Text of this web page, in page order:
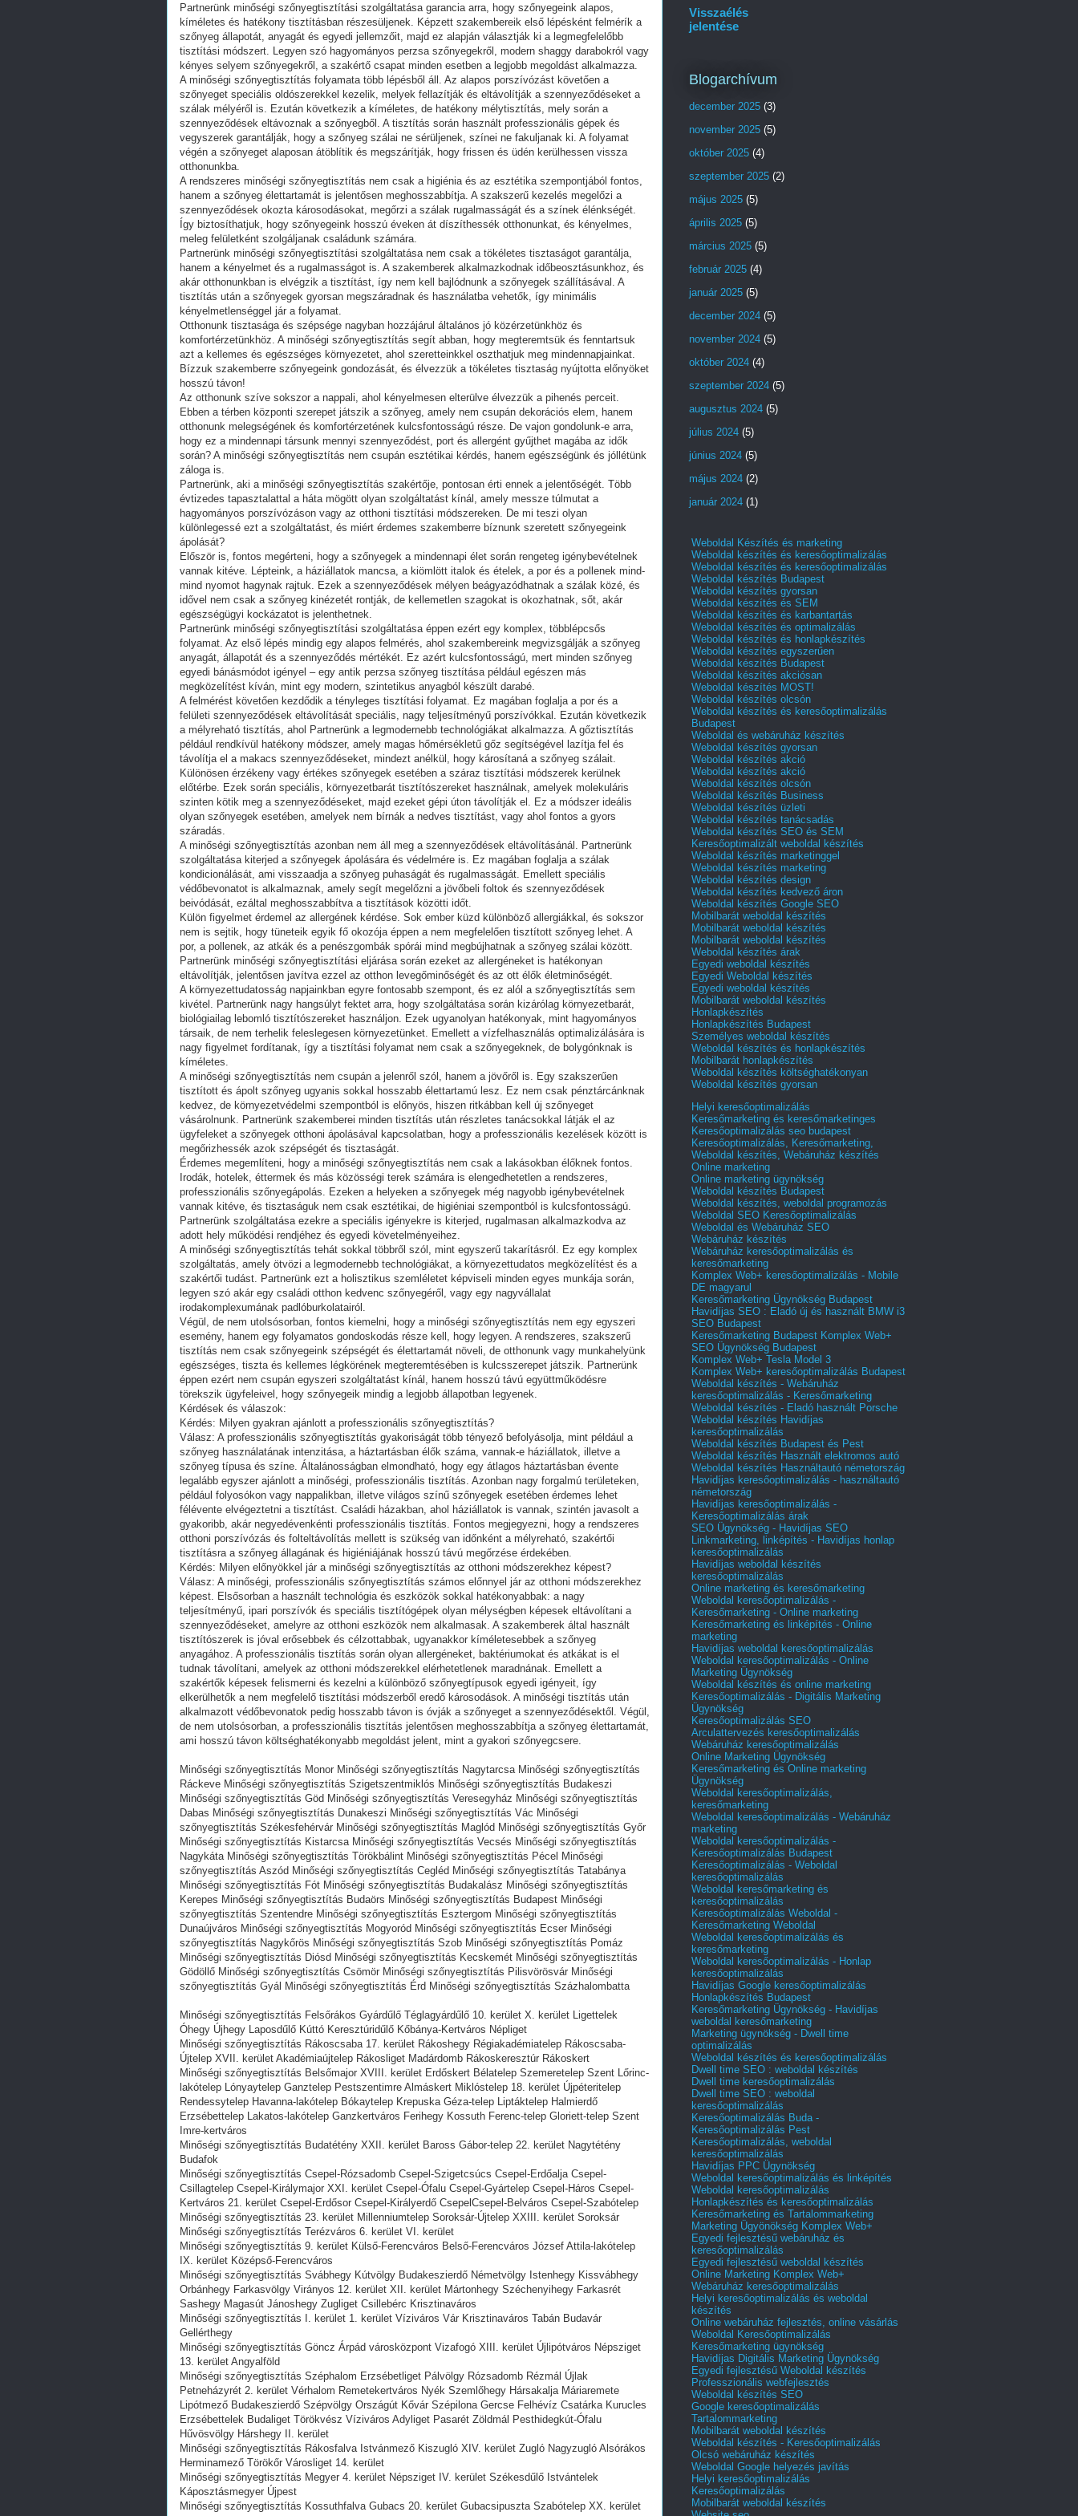
Partnerünk minőségi szőnyegtisztítási szolgáltatása garancia arra, hogy szőnyegeink alapos,
kíméletes és hatékony tisztításban részesüljenek. Képzett szakembereik első lépésként felmérík a
szőnyeg állapotát, anyagát és egyedi jellemzőit, majd ez alapján választják ki a legmegfelelőbb
tisztítási módszert. Legyen szó hagyományos perzsa szőnyegekről, modern shaggy darabokról vagy
kényes selyem szőnyegekről, a szakértő csapat minden esetben a legjobb megoldást alkalmazza.
A minőségi szőnyegtisztítás folyamata több lépésből áll. Az alapos porszívózást követően a
szőnyeget speciális oldószerekkel kezelik, melyek fellazítják és eltávolítják a szennyeződéseket a
szálak mélyéről is. Ezután következik a kíméletes, de hatékony mélytisztítás, mely során a
szennyeződések eltávoznak a szőnyegből. A tisztítás során használt professzionális gépek és
vegyszerek garantálják, hogy a szőnyeg szálai ne sérüljenek, színei ne fakuljanak ki. A folyamat
végén a szőnyeget alaposan átöblítik és megszárítják, hogy frissen és üdén kerülhessen vissza
otthonunkba.
A rendszeres minőségi szőnyegtisztítás nem csak a higiénia és az esztétika szempontjából fontos,
hanem a szőnyeg élettartamát is jelentősen meghosszabbítja. A szakszerű kezelés megelőzi a
szennyeződések okozta károsodásokat, megőrzi a szálak rugalmasságát és a színek élénkségét.
Így biztosíthatjuk, hogy szőnyegeink hosszú éveken át díszíthessék otthonunkat, és kényelmes,
meleg felületként szolgáljanak családunk számára.
Partnerünk minőségi szőnyegtisztítási szolgáltatása nem csak a tökéletes tisztaságot garantálja,
hanem a kényelmet és a rugalmasságot is. A szakemberek alkalmazkodnak időbeosztásunkhoz, és
akár otthonunkban is elvégzik a tisztítást, így nem kell bajlódnunk a szőnyegek szállításával. A
tisztítás után a szőnyegek gyorsan megszáradnak és használatba vehetők, így minimális
kényelmetlenséggel jár a folyamat.
Otthonunk tisztasága és szépsége nagyban hozzájárul általános jó közérzetünkhöz és
komfortérzetünkhöz. A minőségi szőnyegtisztítás segít abban, hogy megteremtsük és fenntartsuk
azt a kellemes és egészséges környezetet, ahol szeretteinkkel oszthatjuk meg mindennapjainkat.
Bízzuk szakemberre szőnyegeink gondozását, és élvezzük a tökéletes tisztaság nyújtotta előnyöket
hosszú távon!
Az otthonunk szíve sokszor a nappali, ahol kényelmesen elterülve élvezzük a pihenés perceit.
Ebben a térben központi szerepet játszik a szőnyeg, amely nem csupán dekorációs elem, hanem
otthonunk melegségének és komfortérzetének kulcsfontosságú része. De vajon gondolunk-e arra,
hogy ez a mindennapi társunk mennyi szennyeződést, port és allergént gyűjthet magába az idők
során? A minőségi szőnyegtisztítás nem csupán esztétikai kérdés, hanem egészségünk és jóllétünk
záloga is.
Partnerünk, aki a minőségi szőnyegtisztítás szakértője, pontosan érti ennek a jelentőségét. Több
évtizedes tapasztalattal a háta mögött olyan szolgáltatást kínál, amely messze túlmutat a
hagyományos porszívózáson vagy az otthoni tisztítási módszereken. De mi teszi olyan
különlegessé ezt a szolgáltatást, és miért érdemes szakemberre bíznunk szeretett szőnyegeink
ápolását?
Először is, fontos megérteni, hogy a szőnyegek a mindennapi élet során rengeteg igénybevételnek
vannak kitéve. Lépteink, a háziállatok mancsa, a kiömlött italok és ételek, a por és a pollenek mind-
mind nyomot hagynak rajtuk. Ezek a szennyeződések mélyen beágyazódhatnak a szálak közé, és
idővel nem csak a szőnyeg kinézetét rontják, de kellemetlen szagokat is okozhatnak, sőt, akár
egészségügyi kockázatot is jelenthetnek.
Partnerünk minőségi szőnyegtisztítási szolgáltatása éppen ezért egy komplex, többlépcsős
folyamat. Az első lépés mindig egy alapos felmérés, ahol szakembereink megvizsgálják a szőnyeg
anyagát, állapotát és a szennyeződés mértékét. Ez azért kulcsfontosságú, mert minden szőnyeg
egyedi bánásmódot igényel – egy antik perzsa szőnyeg tisztítása például egészen más
megközelítést kíván, mint egy modern, szintetikus anyagból készült darabé.
A felmérést követően kezdődik a tényleges tisztítási folyamat. Ez magában foglalja a por és a
felületi szennyeződések eltávolítását speciális, nagy teljesítményű porszívókkal. Ezután következik
a mélyreható tisztítás, ahol Partnerünk a legmodernebb technológiákat alkalmazza. A gőztisztítás
például rendkívül hatékony módszer, amely magas hőmérsékletű gőz segítségével lazítja fel és
távolítja el a makacs szennyeződéseket, mindezt anélkül, hogy károsítaná a szőnyeg szálait.
Különösen érzékeny vagy értékes szőnyegek esetében a száraz tisztítási módszerek kerülnek
előtérbe. Ezek során speciális, környezetbarát tisztítószereket használnak, amelyek molekuláris
szinten kötik meg a szennyeződéseket, majd ezeket gépi úton távolítják el. Ez a módszer ideális
olyan szőnyegek esetében, amelyek nem bírnák a nedves tisztítást, vagy ahol fontos a gyors
száradás.
A minőségi szőnyegtisztítás azonban nem áll meg a szennyeződések eltávolításánál. Partnerünk
szolgáltatása kiterjed a szőnyegek ápolására és védelmére is. Ez magában foglalja a szálak
kondicionálását, ami visszaadja a szőnyeg puhaságát és rugalmasságát. Emellett speciális
védőbevonatot is alkalmaznak, amely segít megelőzni a jövőbeli foltok és szennyeződések
beivódását, ezáltal meghosszabbítva a tisztítások közötti időt.
Külön figyelmet érdemel az allergének kérdése. Sok ember küzd különböző allergiákkal, és sokszor
nem is sejtik, hogy tüneteik egyik fő okozója éppen a nem megfelelően tisztított szőnyeg lehet. A
por, a pollenek, az atkák és a penészgombák spórái mind megbújhatnak a szőnyeg szálai között.
Partnerünk minőségi szőnyegtisztítási eljárása során ezeket az allergéneket is hatékonyan
eltávolítják, jelentősen javítva ezzel az otthon levegőminőségét és az ott élők életminőségét.
A környezettudatosság napjainkban egyre fontosabb szempont, és ez alól a szőnyegtisztítás sem
kivétel. Partnerünk nagy hangsúlyt fektet arra, hogy szolgáltatása során kizárólag környezetbarát,
biológiailag lebomló tisztítószereket használjon. Ezek ugyanolyan hatékonyak, mint hagyományos
társaik, de nem terhelik feleslegesen környezetünket. Emellett a vízfelhasználás optimalizálására is
nagy figyelmet fordítanak, így a tisztítási folyamat nem csak a szőnyegeknek, de bolygónknak is
kíméletes.
A minőségi szőnyegtisztítás nem csupán a jelenről szól, hanem a jövőről is. Egy szakszerűen
tisztított és ápolt szőnyeg ugyanis sokkal hosszabb élettartamú lesz. Ez nem csak pénztárcánknak
kedvez, de környezetvédelmi szempontból is előnyös, hiszen ritkábban kell új szőnyeget
vásárolnunk. Partnerünk szakemberei minden tisztítás után részletes tanácsokkal látják el az
ügyfeleket a szőnyegek otthoni ápolásával kapcsolatban, hogy a professzionális kezelések között is
megőrizhessék azok szépségét és tisztaságát.
Érdemes megemlíteni, hogy a minőségi szőnyegtisztítás nem csak a lakásokban élőknek fontos.
Irodák, hotelek, éttermek és más közösségi terek számára is elengedhetetlen a rendszeres,
professzionális szőnyegápolás. Ezeken a helyeken a szőnyegek még nagyobb igénybevételnek
vannak kitéve, és tisztaságuk nem csak esztétikai, de higiéniai szempontból is kulcsfontosságú.
Partnerünk szolgáltatása ezekre a speciális igényekre is kiterjed, rugalmasan alkalmazkodva az
adott hely működési rendjéhez és egyedi követelményeihez.
A minőségi szőnyegtisztítás tehát sokkal többről szól, mint egyszerű takarításról. Ez egy komplex
szolgáltatás, amely ötvözi a legmodernebb technológiákat, a környezettudatos megközelítést és a
szakértői tudást. Partnerünk ezt a holisztikus szemléletet képviseli minden egyes munkája során,
legyen szó akár egy családi otthon kedvenc szőnyegéről, vagy egy nagyvállalat
irodakomplexumának padlóburkolatairól.
Végül, de nem utolsósorban, fontos kiemelni, hogy a minőségi szőnyegtisztítás nem egy egyszeri
esemény, hanem egy folyamatos gondoskodás része kell, hogy legyen. A rendszeres, szakszerű
tisztítás nem csak szőnyegeink szépségét és élettartamát növeli, de otthonunk vagy munkahelyünk
egészséges, tiszta és kellemes légkörének megteremtésében is kulcsszerepet játszik. Partnerünk
éppen ezért nem csupán egyszeri szolgáltatást kínál, hanem hosszú távú együttműködésre
törekszik ügyfeleivel, hogy szőnyegeik mindig a legjobb állapotban legyenek.
Kérdések és válaszok:
Kérdés: Milyen gyakran ajánlott a professzionális szőnyegtisztítás?
Válasz: A professzionális szőnyegtisztítás gyakoriságát több tényező befolyásolja, mint például a
szőnyeg használatának intenzitása, a háztartásban élők száma, vannak-e háziállatok, illetve a
szőnyeg típusa és színe. Általánosságban elmondható, hogy egy átlagos háztartásban évente
legalább egyszer ajánlott a minőségi, professzionális tisztítás. Azonban nagy forgalmú területeken,
például folyosókon vagy nappalikban, illetve világos színű szőnyegek esetében érdemes lehet
félévente elvégeztetni a tisztítást. Családi házakban, ahol háziállatok is vannak, szintén javasolt a
gyakoribb, akár negyedévenkénti professzionális tisztítás. Fontos megjegyezni, hogy a rendszeres
otthoni porszívózás és folteltávolítás mellett is szükség van időnként a mélyreható, szakértői
tisztításra a szőnyeg állagának és higiéniájának hosszú távú megőrzése érdekében.
Kérdés: Milyen előnyökkel jár a minőségi szőnyegtisztítás az otthoni módszerekhez képest?
Válasz: A minőségi, professzionális szőnyegtisztítás számos előnnyel jár az otthoni módszerekhez
képest. Elsősorban a használt technológia és eszközök sokkal hatékonyabbak: a nagy
teljesítményű, ipari porszívók és speciális tisztítógépek olyan mélységben képesek eltávolítani a
szennyeződéseket, amelyre az otthoni eszközök nem alkalmasak. A szakemberek által használt
tisztítószerek is jóval erősebbek és célzottabbak, ugyanakkor kíméletesebbek a szőnyeg
anyagához. A professzionális tisztítás során olyan allergéneket, baktériumokat és atkákat is el
tudnak távolítani, amelyek az otthoni módszerekkel elérhetetlenek maradnának. Emellett a
szakértők képesek felismerni és kezelni a különböző szőnyegtípusok egyedi igényeit, így
elkerülhetők a nem megfelelő tisztítási módszerből eredő károsodások. A minőségi tisztítás után
alkalmazott védőbevonatok pedig hosszabb távon is óvják a szőnyeget a szennyeződésektől. Végül,
de nem utolsósorban, a professzionális tisztítás jelentősen meghosszabbítja a szőnyeg élettartamát,
ami hosszú távon költséghatékonyabb megoldást jelent, mint a gyakori szőnyegcsere.
Minőségi szőnyegtisztítás Monor Minőségi szőnyegtisztítás Nagytarcsa Minőségi szőnyegtisztítás
Ráckeve Minőségi szőnyegtisztítás Szigetszentmiklós Minőségi szőnyegtisztítás Budakeszi
Minőségi szőnyegtisztítás Göd Minőségi szőnyegtisztítás Veresegyház Minőségi szőnyegtisztítás
Dabas Minőségi szőnyegtisztítás Dunakeszi Minőségi szőnyegtisztítás Vác Minőségi
szőnyegtisztítás Székesfehérvár Minőségi szőnyegtisztítás Maglód Minőségi szőnyegtisztítás Győr
Minőségi szőnyegtisztítás Kistarcsa Minőségi szőnyegtisztítás Vecsés Minőségi szőnyegtisztítás
Nagykáta Minőségi szőnyegtisztítás Törökbálint Minőségi szőnyegtisztítás Pécel Minőségi
szőnyegtisztítás Aszód Minőségi szőnyegtisztítás Cegléd Minőségi szőnyegtisztítás Tatabánya
Minőségi szőnyegtisztítás Fót Minőségi szőnyegtisztítás Budakalász Minőségi szőnyegtisztítás
Kerepes Minőségi szőnyegtisztítás Budaörs Minőségi szőnyegtisztítás Budapest Minőségi
szőnyegtisztítás Szentendre Minőségi szőnyegtisztítás Esztergom Minőségi szőnyegtisztítás
Dunaújváros Minőségi szőnyegtisztítás Mogyoród Minőségi szőnyegtisztítás Ecser Minőségi
szőnyegtisztítás Nagykőrös Minőségi szőnyegtisztítás Szob Minőségi szőnyegtisztítás Pomáz
Minőségi szőnyegtisztítás Diósd Minőségi szőnyegtisztítás Kecskemét Minőségi szőnyegtisztítás
Gödöllő Minőségi szőnyegtisztítás Csömör Minőségi szőnyegtisztítás Pilisvörösvár Minőségi
szőnyegtisztítás Gyál Minőségi szőnyegtisztítás Érd Minőségi szőnyegtisztítás Százhalombatta
Minőségi szőnyegtisztítás Felsőrákos Gyárdűlő Téglagyárdűlő 10. kerület X. kerület Ligettelek
Óhegy Újhegy Laposdűlő Kúttó Keresztúridűlő Kőbánya-Kertváros Népliget
Minőségi szőnyegtisztítás Rákoscsaba 17. kerület Rákoshegy Régiakadémiatelep Rákoscsaba-
Újtelep XVII. kerület Akadémiaújtelep Rákosliget Madárdomb Rákoskeresztúr Rákoskert
Minőségi szőnyegtisztítás Belsőmajor XVIII. kerület Erdőskert Bélatelep Szemeretelep Szent Lőrinc-
lakótelep Lónyaytelep Ganztelep Pestszentimre Almáskert Miklóstelep 18. kerület Újpéteritelep
Rendessytelep Havanna-lakótelep Bókaytelep Krepuska Géza-telep Liptáktelep Halmierdő
Erzsébettelep Lakatos-lakótelep Ganzkertváros Ferihegy Kossuth Ferenc-telep Gloriett-telep Szent
Imre-kertváros
Minőségi szőnyegtisztítás Budatétény XXII. kerület Baross Gábor-telep 22. kerület Nagytétény
Budafok
Minőségi szőnyegtisztítás Csepel-Rózsadomb Csepel-Szigetcsúcs Csepel-Erdőalja Csepel-
Csillagtelep Csepel-Királymajor XXI. kerület Csepel-Ófalu Csepel-Gyártelep Csepel-Háros Csepel-
Kertváros 21. kerület Csepel-Erdősor Csepel-Királyerdő CsepelCsepel-Belváros Csepel-Szabótelep
Minőségi szőnyegtisztítás 23. kerület Millenniumtelep Soroksár-Újtelep XXIII. kerület Soroksár
Minőségi szőnyegtisztítás Terézváros 6. kerület VI. kerület
Minőségi szőnyegtisztítás 9. kerület Külső-Ferencváros Belső-Ferencváros József Attila-lakótelep
IX. kerület Középső-Ferencváros
Minőségi szőnyegtisztítás Svábhegy Kútvölgy Budakeszierdő Németvölgy Istenhegy Kissvábhegy
Orbánhegy Farkasvölgy Virányos 12. kerület XII. kerület Mártonhegy Széchenyihegy Farkasrét
Sashegy Magasút Jánoshegy Zugliget Csillebérc Krisztinaváros
Minőségi szőnyegtisztítás I. kerület 1. kerület Víziváros Vár Krisztinaváros Tabán Budavár
Gellérthegy
Minőségi szőnyegtisztítás Göncz Árpád városközpont Vizafogó XIII. kerület Újlipótváros Népsziget
13. kerület Angyalföld
Minőségi szőnyegtisztítás Széphalom Erzsébetliget Pálvölgy Rózsadomb Rézmál Újlak
Petneházyrét 2. kerület Vérhalom Remetekertváros Nyék Szemlőhegy Hársakalja Máriaremete
Lipótmező Budakeszierdő Szépvölgy Országút Kővár Szépilona Gercse Felhévíz Csatárka Kurucles
Erzsébettelek Budaliget Törökvész Víziváros Adyliget Pasarét Zöldmál Pesthidegkút-Ófalu
Hűvösvölgy Hárshegy II. kerület
Minőségi szőnyegtisztítás Rákosfalva Istvánmező Kiszugló XIV. kerület Zugló Nagyzugló Alsórákos
Herminamező Törökőr Városliget 14. kerület
Minőségi szőnyegtisztítás Megyer 4. kerület Népsziget IV. kerület Székesdűlő Istvántelek
Káposztásmegyer Újpest
Minőségi szőnyegtisztítás Kossuthfalva Gubacs 20. kerület Gubacsipuszta Szabótelep XX. kerület
Visszaélés
jelentése
Blogarchívum
december 2025 (3)
november 2025 (5)
október 2025 (4)
szeptember 2025 (2)
május 2025 (5)
április 2025 (5)
március 2025 (5)
február 2025 (4)
január 2025 (5)
december 2024 (5)
november 2024 (5)
október 2024 (4)
szeptember 2024 (5)
augusztus 2024 (5)
július 2024 (5)
június 2024 (5)
május 2024 (2)
január 2024 (1)
Weboldal Készítés és marketing
Weboldal készítés és keresőoptimalizálás
Weboldal készítés és keresőoptimalizálás
Weboldal készítés Budapest
Weboldal készítés gyorsan
Weboldal készítés és SEM
Weboldal készítés és karbantartás
Weboldal készítés és optimalizálás
Weboldal készítés és honlapkészítés
Weboldal készítés egyszerűen
Weboldal készítés Budapest
Weboldal készítés akciósan
Weboldal készítés MOST!
Weboldal készítés olcsón
Weboldal készítés és keresőoptimalizálás
Budapest
Weboldal és webáruház készítés
Weboldal készítés gyorsan
Weboldal készítés akció
Weboldal készítés akció
Weboldal készítés olcsón
Weboldal készítés Business
Weboldal készítés üzleti
Weboldal készítés tanácsadás
Weboldal készítés SEO és SEM
Keresőoptimalizált weboldal készítés
Weboldal készítés marketinggel
Weboldal készítés marketing
Weboldal készítés design
Weboldal készítés kedvező áron
Weboldal készítés Google SEO
Mobilbarát weboldal készítés
Mobilbarát weboldal készítés
Mobilbarát weboldal készítés
Weboldal készítés árak
Egyedi weboldal készítés
Egyedi Weboldal készítés
Egyedi weboldal készítés
Mobilbarát weboldal készítés
Honlapkészítés
Honlapkészítés Budapest
Személyes weboldal készítés
Weboldal készítés és honlapkészítés
Mobilbarát honlapkészítés
Weboldal készítés költséghatékonyan
Weboldal készítés gyorsan
Helyi keresőoptimalizálás
Keresőmarketing és keresőmarketinges
Keresőoptimalizálás seo budapest
Keresőoptimalizálás, Keresőmarketing,
Weboldal készítés, Webáruház készítés
Online marketing
Online marketing ügynökség
Weboldal készítés Budapest
Weboldal készítés, weboldal programozás
Weboldal SEO Keresőoptimalizálás
Weboldal és Webáruház SEO
Webáruház készítés
Webáruház keresőoptimalizálás és
keresőmarketing
Komplex Web+ keresőoptimalizálás - Mobile
DE magyarul
Keresőmarketing Ügynökség Budapest
Havidíjas SEO : Eladó új és használt BMW i3
SEO Budapest
Keresőmarketing Budapest Komplex Web+
SEO Ügynökség Budapest
Komplex Web+ Tesla Model 3
Komplex Web+ keresőoptimalizálás Budapest
Weboldal készítés - Webáruház
keresőoptimalizálás - Keresőmarketing
Weboldal készítés - Eladó használt Porsche
Weboldal készítés Havidíjas
keresőoptimalizálás
Weboldal készítés Budapest és Pest
Weboldal készítés Használt elektromos autó
Weboldal készítés Használtautó németország
Havidíjas keresőoptimalizálás - használtautó
németország
Havidíjas keresőoptimalizálás -
Keresőoptimalizálás árak
SEO Ügynökség - Havidíjas SEO
Linkmarketing, linképítés - Havidíjas honlap
keresőoptimalizálás
Havidíjas weboldal készítés
keresőoptimalizálás
Online marketing és keresőmarketing
Weboldal keresőoptimalizálás -
Keresőmarketing - Online marketing
Keresőmarketing és linképítés - Online
marketing
Havidíjas weboldal keresőoptimalizálás
Weboldal keresőoptimalizálás - Online
Marketing Ügynökség
Weboldal készítés és online marketing
Keresőoptimalizálás - Digitális Marketing
Ügynökség
Keresőoptimalizálás SEO
Arculattervezés keresőoptimalizálás
Webáruház keresőoptimalizálás
Online Marketing Ügynökség
Keresőmarketing és Online marketing
Ügynökség
Weboldal keresőoptimalizálás,
keresőmarketing
Weboldal keresőoptimalizálás - Webáruház
marketing
Weboldal keresőoptimalizálás -
Keresőoptimalizálás Budapest
Keresőoptimalizálás - Weboldal
keresőoptimalizálás
Weboldal keresőmarketing és
keresőoptimalizálás
Keresőoptimalizálás Weboldal -
Keresőmarketing Weboldal
Weboldal keresőoptimalizálás és
keresőmarketing
Weboldal keresőoptimalizálás - Honlap
keresőoptimalizálás
Havidíjas Google keresőoptimalizálás
Honlapkészítés Budapest
Keresőmarketing Ügynökség - Havidíjas
weboldal keresőmarketing
Marketing ügynökség - Dwell time
optimalizálás
Weboldal készítés és keresőoptimalizálás
Dwell time SEO : weboldal készítés
Dwell time keresőoptimalizálás
Dwell time SEO : weboldal
keresőoptimalizálás
Keresőoptimalizálás Buda -
Keresőoptimalizálás Pest
Keresőoptimalizálás, weboldal
keresőoptimalizálás
Havidíjas PPC Ügynökség
Weboldal keresőoptimalizálás és linképítés
Weboldal keresőoptimalizálás
Honlapkészítés és keresőoptimalizálás
Keresőmarketing és Tartalommarketing
Marketing Ügyönökség Komplex Web+
Egyedi fejlesztésű webáruház és
keresőoptimalizálás
Egyedi fejlesztésű weboldal készítés
Online Marketing Komplex Web+
Webáruház keresőoptimalizálás
Helyi keresőoptimalizálás és weboldal
készítés
Online webáruház fejlesztés, online vásárlás
Weboldal Keresőoptimalizálás
Keresőmarketing ügynökség
Havidíjas Digitális Marketing Ügynökség
Egyedi fejlesztésű Weboldal készítés
Professzionális webfejlesztés
Weboldal készítés SEO
Google keresőoptimalizálás
Tartalommarketing
Mobilbarát weboldal készítés
Weboldal készítés - Keresőoptimalizálás
Olcsó webáruház készítés
Weboldal Google helyezés javítás
Helyi keresőoptimalizálás
Keresőoptimalizálás
Mobilbarát weboldal készítés